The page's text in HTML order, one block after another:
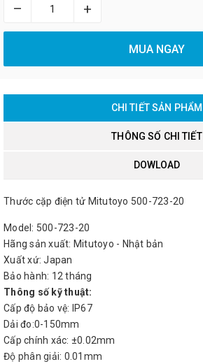
– +
MUA NGAY
CHI TIẾT SẢN PHẨM
THÔNG SỐ CHI TIẾT
DOWLOAD
Thước cặp điện tử Mitutoyo 500-723-20
Model: 500-723-20
Hãng sản xuất: Mitutoyo - Nhật bản
Xuất xứ: Japan
Bảo hành: 12 tháng
Thông số kỹ thuật:
Cấp độ bảo vệ: IP67
Dải đo:0-150mm
Cấp chính xác: ±0.02mm
Độ phân giải: 0.01mm